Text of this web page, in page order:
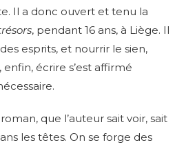
Il a donc ouvert et tenu la
, pendant 16 ans, à Liège. Il
esprits, et nourrir le sien,
écrire s’est affirmé
que l’auteur sait voir, sait
les têtes. On se forge des